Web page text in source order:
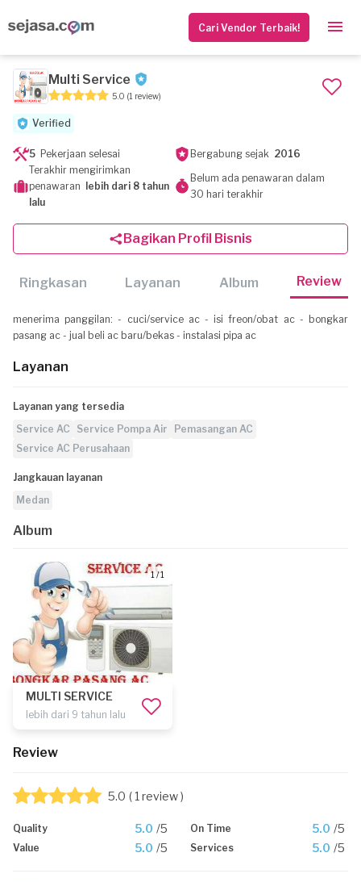
Cari Vendor Terbaik!
Multi Service
5.0 (1 review)
Verified
5 Pekerjaan selesai Bergabung sejak 2016
Terakhir mengirimkan
penawaran
lebih dari 8 tahun
lalu
Belum ada penawaran dalam
30 hari terakhir
Bagikan Profil Bisnis
Ringkasan Layanan Album Review
menerima panggilan: - cuci/service ac - isi freon/obat ac - bongkar
pasang ac - jual beli ac baru/bekas - instalasi pipa ac
Layanan
Layanan yang tersedia
Service AC
Service Pompa Air
Pemasangan AC
Service AC Perusahaan
Jangkauan layanan
Medan
Album
1 / 1
MULTI SERVICE
lebih dari 9 tahun lalu
Review
5.0 ( 1 review )
Quality 5.0 /5 On Time 5.0 /5
Value 5.0 /5 Services 5.0 /5